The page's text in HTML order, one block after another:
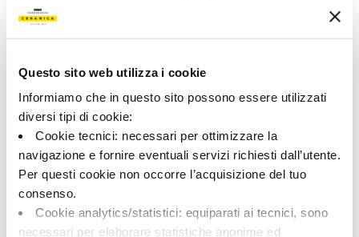
Questo sito web utilizza i cookie
Informiamo che in questo sito possono essere utilizzati
diversi tipi di cookie:
Cookie tecnici: necessari per ottimizzare la
navigazione e fornire eventuali servizi richiesti dall’utente.
Per questi cookie non occorre l’acquisizione del tuo
consenso.
Cookie analytics/statistici: equiparati ai tecnici, sono
necessari per elaborare statistiche anonime ed
Bone
Format:
Stonalisation: